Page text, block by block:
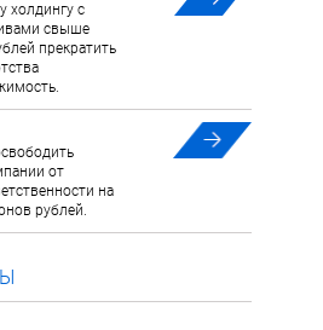
холдингу с
свыше
прекратить
от
на
рублей.